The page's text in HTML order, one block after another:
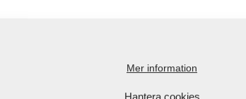
Mer information
Hantera cookies